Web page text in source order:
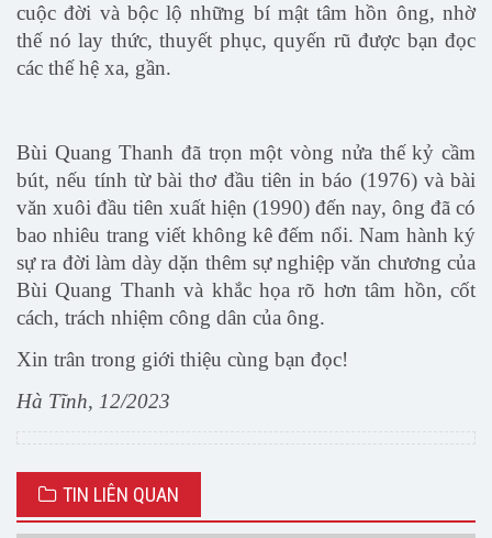
cuộc đời và bộc lộ những bí mật tâm hồn ông, nhờ
thế nó lay thức, thuyết phục, quyến rũ được bạn đọc
các thế hệ xa, gần.
Bùi Quang Thanh đã trọn một vòng nửa thế kỷ cầm
bút, nếu tính từ bài thơ đầu tiên in báo (1976) và bài
văn xuôi đầu tiên xuất hiện (1990) đến nay, ông đã có
bao nhiêu trang viết không kê đếm nổi. Nam hành ký
sự ra đời làm dày dặn thêm sự nghiệp văn chương của
Bùi Quang Thanh và khắc họa rõ hơn tâm hồn, cốt
cách, trách nhiệm công dân của ông.
Xin trân trong giới thiệu cùng bạn đọc!
Hà Tĩnh, 12/2023
TIN LIÊN QUAN